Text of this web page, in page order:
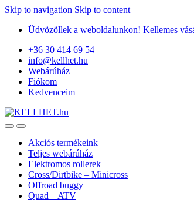
Skip to navigation Skip to content
Üdvözöllek a weboldalunkon! Kellemes
+36 30 414 69 54
info@kellhet.hu
Webárúház
Fiókom
Kedvenceim
Akciós termékeink
Teljes webárúház
Elektromos rollerek
Cross/Dirtbike – Minicross
Offroad buggy
Quad – ATV